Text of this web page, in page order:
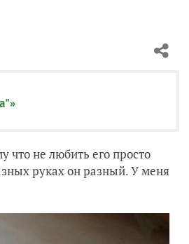
что не любить его просто
руках он разный. У меня